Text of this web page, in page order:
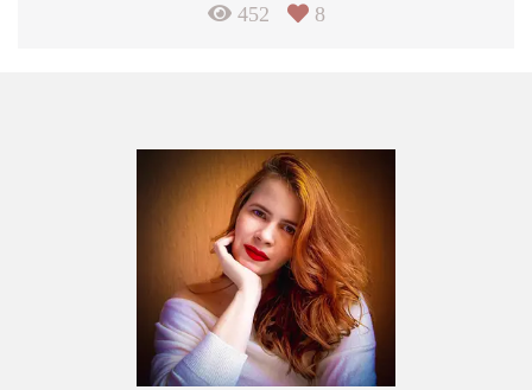
452
8